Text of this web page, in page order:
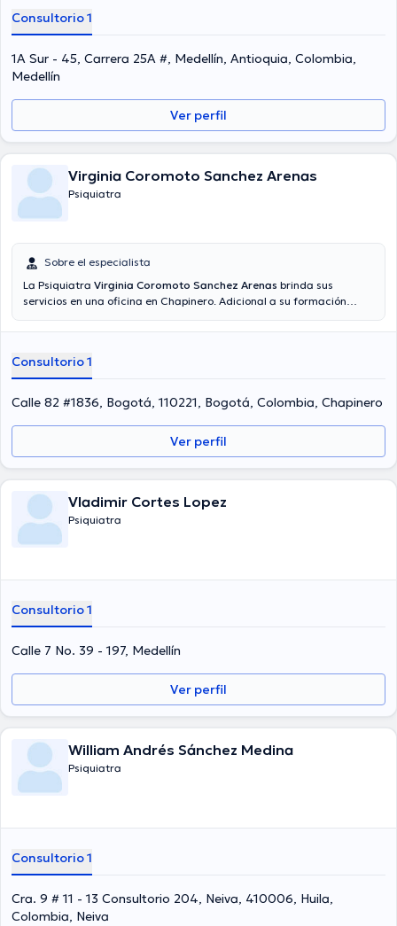
Consultorio 1
1A Sur - 45, Carrera 25A #, Medellín, Antioquia, Colombia,
Medellín
Ver perfil
Virginia Coromoto Sanchez Arenas
Psiquiatra
Sobre el especialista
La Psiquiatra Virginia Coromoto Sanchez Arenas brinda sus
servicios en una oficina en Chapinero. Adicional a su formación
experiencia en su área de especialidad. La doctora tiene varios
tiempo, ella se ha desempeñado como miembro de diversas
asociaciones médicas. Virginia Coromoto Sanchez Arenas ha
intervenido en cuantiosas conferencias con la intención de tener
una formación continua en su temática de especialización y ha
difundido diversos comunicados. Español son los lenguajes
operados por la profesional de la salud.
Consultorio 1
Calle 82 #1836, Bogotá, 110221, Bogotá, Colombia, Chapinero
Ver perfil
Vladimir Cortes Lopez
Psiquiatra
Consultorio 1
Calle 7 No. 39 - 197, Medellín
Ver perfil
William Andrés Sánchez Medina
Psiquiatra
Consultorio 1
Cra. 9 # 11 - 13 Consultorio 204, Neiva, 410006, Huila,
Colombia, Neiva